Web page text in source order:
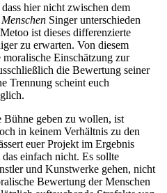
hier nicht zwischen dem
Menschen Singer unterschieden
ist dieses differenzierte
zu erwarten. Von diesem
Einschätzung zur
die Bewertung seiner
Trennung scheint euch
geben zu wollen, ist
in keinem Verhältnis zu den
euer Projekt im Ergebnis
einfach nicht. Es sollte
und Kunstwerke gehen, nicht
Bewertung der Menschen